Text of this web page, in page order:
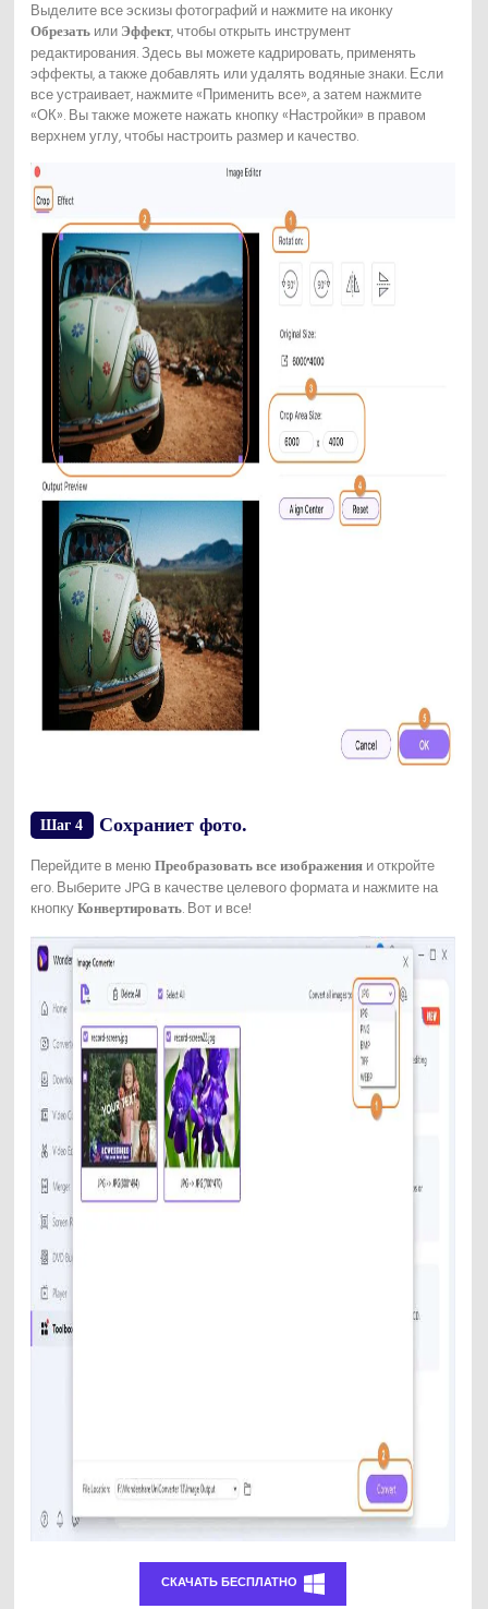
Выделите все эскизы фотографий и нажмите на иконку
Обрезатьили Эффект, чтобы открыть инструмент
редактирования. Здесь вы можете кадрировать, применять
эффекты, а также добавлять или удалять водяные знаки. Если
все устраивает, нажмите «Применить все», а затем нажмите
«ОК». Вы также можете нажать кнопку «Настройки» в правом
верхнем углу, чтобы настроить размер и качество.
Шаг 4 Сохраниет фото.
Перейдите в меню Преобразовать все изображенияи откройте
его. Выберите JPG в качестве целевого формата и нажмите на
кнопку Конвертировать. Вот и все!
СКАЧАТЬ БЕСПЛАТНО